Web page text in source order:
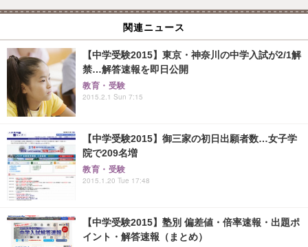
関連ニュース
【中学受験2015】東京・神奈川の中学入試が2/1解
禁…解答速報を即日公開
教育・受験
2015.2.1 Sun 7:15
【中学受験2015】御三家の初日出願者数…女子学
院で209名増
教育・受験
2015.1.20 Tue 17:48
【中学受験2015】塾別 偏差値・倍率速報・出題ポ
イント・解答速報（まとめ）